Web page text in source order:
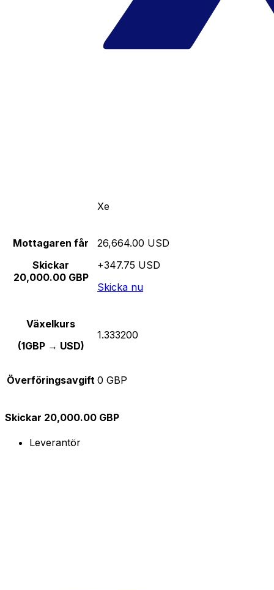
Xe
Mottagaren får
Skickar
20,000.00 GBP
26,664.00 USD
+347.75 USD
Skicka nu
Växelkurs
(1GBP → USD)
1.333200
Överföringsavgift 0 GBP
Skickar 20,000.00 GBP
Leverantör